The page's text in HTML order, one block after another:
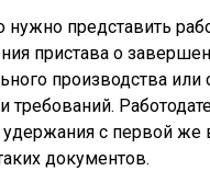
нужно представить
пристава о
производства или
требований.
удержания с первой
документов.